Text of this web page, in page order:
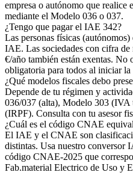
empresa o autónomo que realice
mediante el Modelo 036 o 037.
¿Tengo que pagar el IAE 342?
Las personas físicas
IAE. Las sociedades con cifra
€/año también están exentas. No
obligatoria para todos al iniciar
¿Qué modelos fiscales debo
Depende de tu régimen y
036/037 (alta), Modelo 303 (IVA
(IRPF). Consulta con tu asesor
¿Cuál es el código CNAE
El IAE y el CNAE son
distintas. Usa nuestro
código CNAE-2025 que
Fab.material Electrico de Uso y